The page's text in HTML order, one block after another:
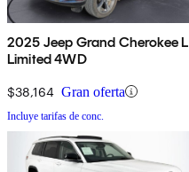
2025 Jeep Grand Cherokee L
Limited 4WD
$38,164 Gran oferta
Incluye tarifas de conc.